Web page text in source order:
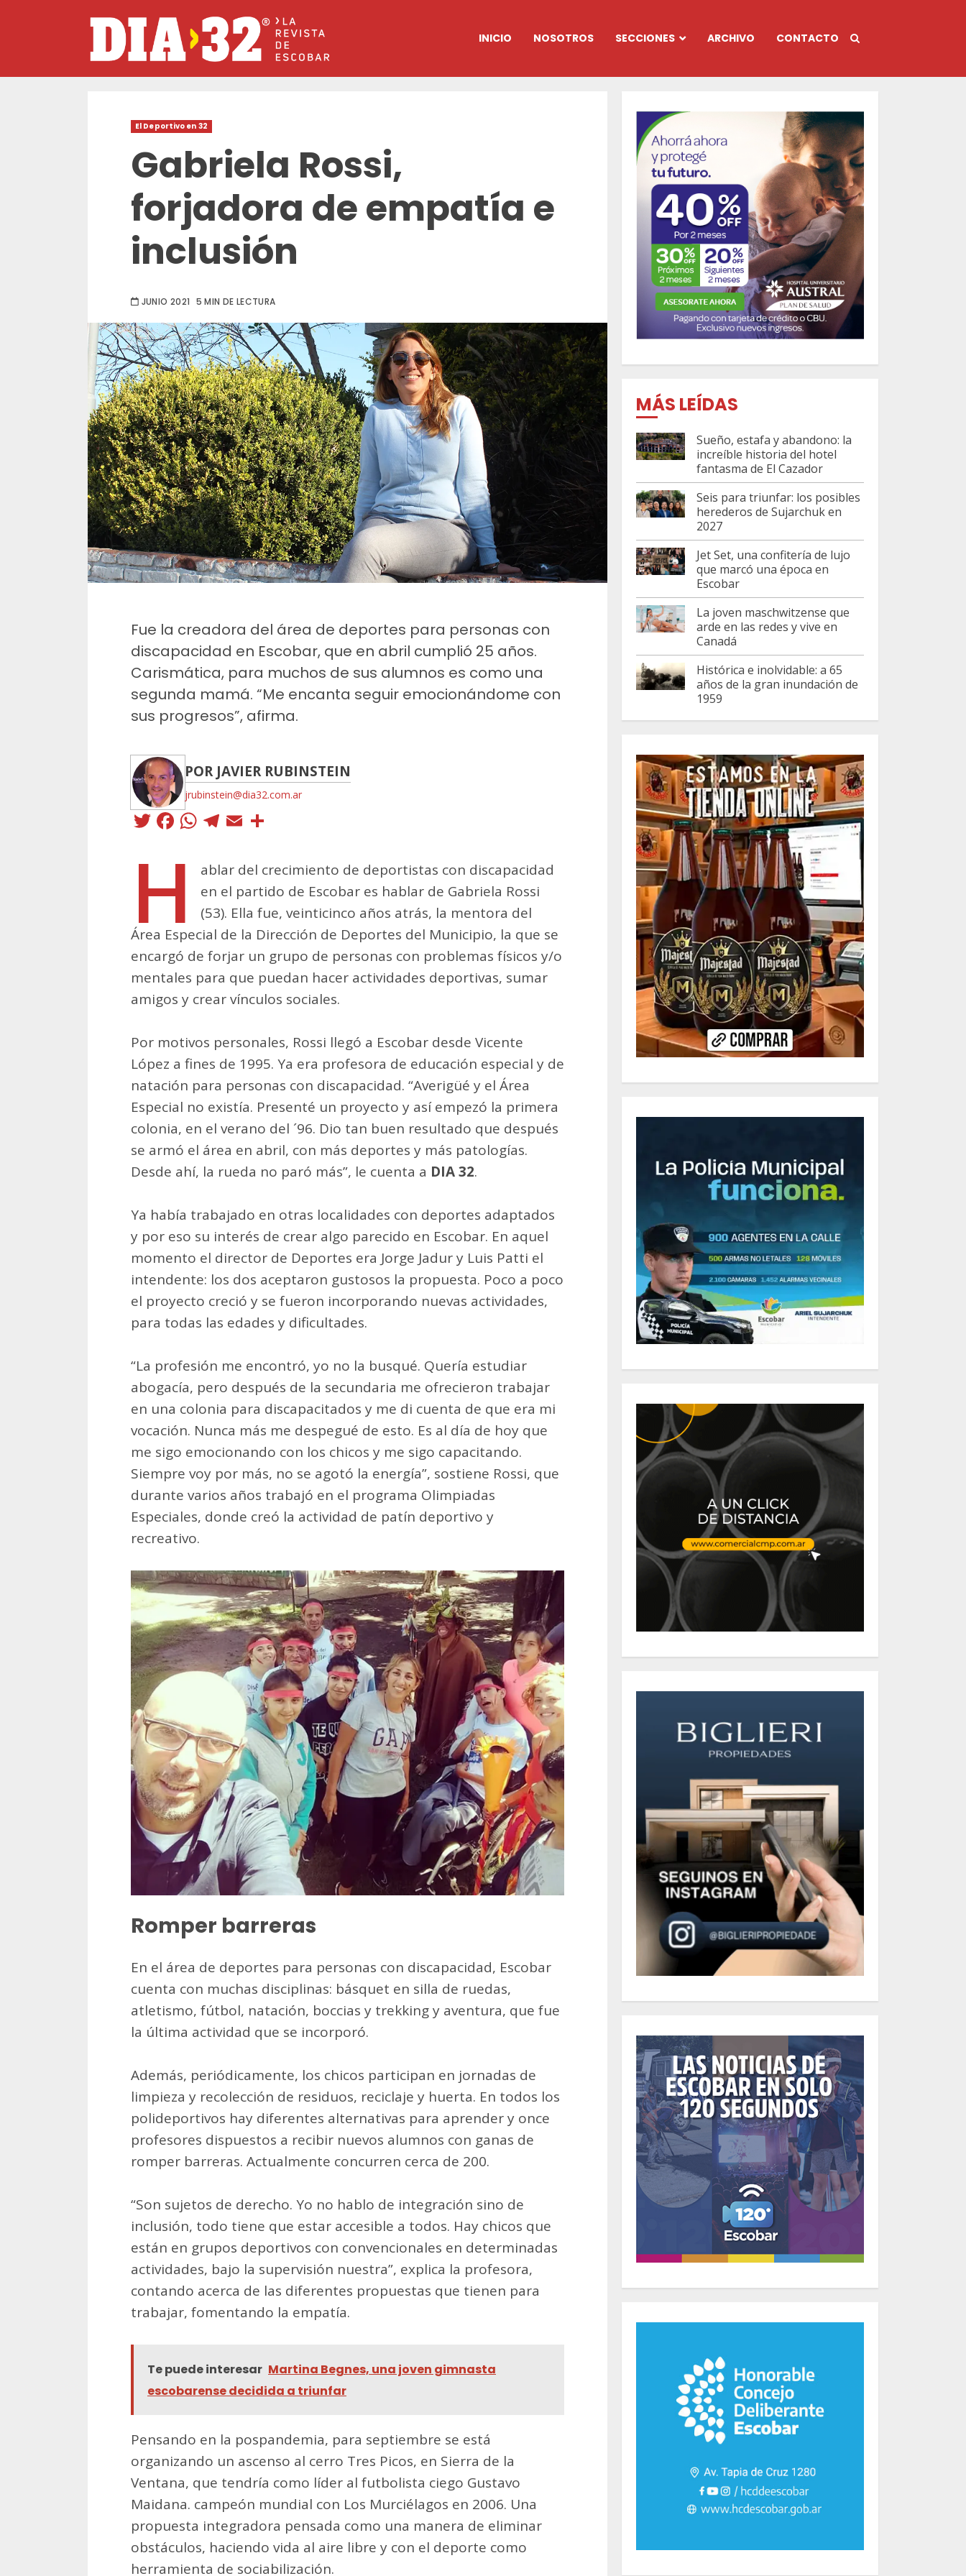
INICIO NOSOTROS SECCIONES ARCHIVO CONTACTO
El Deportivo en 32
Gabriela Rossi,
forjadora de empatía e
inclusión
JUNIO 2021 5 MIN DE LECTURA
Fue la creadora del área de deportes para personas con
discapacidad en Escobar, que en abril cumplió 25 años.
Carismática, para muchos de sus alumnos es como una
segunda mamá. “Me encanta seguir emocionándome con
sus progresos”, afirma.
POR JAVIER RUBINSTEIN
jrubinstein@dia32.com.ar
Twitter
Facebook
WhatsApp
Telegram
Email
H
ablar del crecimiento de deportistas con discapacidad
en el partido de Escobar es hablar de Gabriela Rossi
(53). Ella fue, veinticinco años atrás, la mentora del
Área Especial de la Dirección de Deportes del Municipio, la que se
encargó de forjar un grupo de personas con problemas físicos y/o
mentales para que puedan hacer actividades deportivas, sumar
amigos y crear vínculos sociales.
Por motivos personales, Rossi llegó a Escobar desde Vicente
López a fines de 1995. Ya era profesora de educación especial y de
natación para personas con discapacidad. “Averigüé y el Área
Especial no existía. Presenté un proyecto y así empezó la primera
colonia, en el verano del ´96. Dio tan buen resultado que después
se armó el área en abril, con más deportes y más patologías.
Desde ahí, la rueda no paró más”, le cuenta a DIA 32.
Ya había trabajado en otras localidades con deportes adaptados
y por eso su interés de crear algo parecido en Escobar. En aquel
momento el director de Deportes era Jorge Jadur y Luis Patti el
intendente: los dos aceptaron gustosos la propuesta. Poco a poco
el proyecto creció y se fueron incorporando nuevas actividades,
para todas las edades y dificultades.
“La profesión me encontró, yo no la busqué. Quería estudiar
abogacía, pero después de la secundaria me ofrecieron trabajar
en una colonia para discapacitados y me di cuenta de que era mi
vocación. Nunca más me despegué de esto. Es al día de hoy que
me sigo emocionando con los chicos y me sigo capacitando.
Siempre voy por más, no se agotó la energía”, sostiene Rossi, que
durante varios años trabajó en el programa Olimpiadas
Especiales, donde creó la actividad de patín deportivo y
recreativo.
Romper barreras
En el área de deportes para personas con discapacidad, Escobar
cuenta con muchas disciplinas: básquet en silla de ruedas,
atletismo, fútbol, natación, boccias y trekking y aventura, que fue
la última actividad que se incorporó.
Además, periódicamente, los chicos participan en jornadas de
limpieza y recolección de residuos, reciclaje y huerta. En todos los
polideportivos hay diferentes alternativas para aprender y once
profesores dispuestos a recibir nuevos alumnos con ganas de
romper barreras. Actualmente concurren cerca de 200.
“Son sujetos de derecho. Yo no hablo de integración sino de
inclusión, todo tiene que estar accesible a todos. Hay chicos que
están en grupos deportivos con convencionales en determinadas
actividades, bajo la supervisión nuestra”, explica la profesora,
contando acerca de las diferentes propuestas que tienen para
trabajar, fomentando la empatía.
Te puede interesar Martina Begnes, una joven gimnasta
escobarense decidida a triunfar
Pensando en la pospandemia, para septiembre se está
organizando un ascenso al cerro Tres Picos, en Sierra de la
Ventana, que tendría como líder al futbolista ciego Gustavo
Maidana. campeón mundial con Los Murciélagos en 2006. Una
propuesta integradora pensada como una manera de eliminar
obstáculos, haciendo vida al aire libre y con el deporte como
herramienta de sociabilización.
MÁS LEÍDAS
Sueño, estafa y abandono: la
increíble historia del hotel
fantasma de El Cazador
Seis para triunfar: los posibles
herederos de Sujarchuk en
2027
Jet Set, una confitería de lujo
que marcó una época en
Escobar
La joven maschwitzense que
arde en las redes y vive en
Canadá
Histórica e inolvidable: a 65
años de la gran inundación de
1959